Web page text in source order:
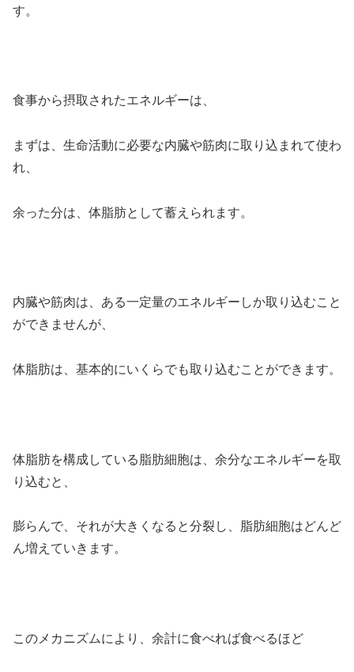
す。
食事から摂取されたエネルギーは、
まずは、生命活動に必要な内臓や筋肉に取り込まれて使わ
れ、
余った分は、体脂肪として蓄えられます。
内臓や筋肉は、ある一定量のエネルギーしか取り込むこと
ができませんが、
体脂肪は、基本的にいくらでも取り込むことができます。
体脂肪を構成している脂肪細胞は、余分なエネルギーを取
り込むと、
膨らんで、それが大きくなると分裂し、脂肪細胞はどんど
ん増えていきます。
このメカニズムにより、余計に食べれば食べるほど